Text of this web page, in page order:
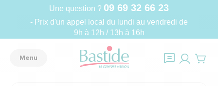
Une question ? 09 69 32 66 23
- Prix d'un appel local du lundi au vendredi de
9h à 12h / 13h à 16h
Menu